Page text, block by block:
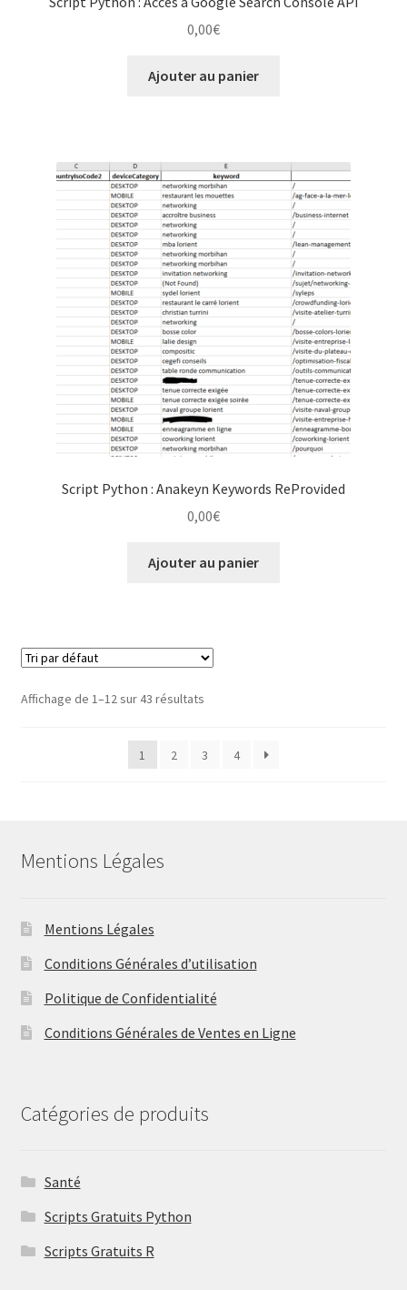
0,00€
Ajouter au panier
Script Python : Anakeyn Keywords ReProvided
0,00€
Ajouter au panier
Affichage de 1–12 sur 43 résultats
1 2 3 4
Mentions Légales
Mentions Légales
Conditions Générales d’utilisation
Politique de Confidentialité
Conditions Générales de Ventes en Ligne
Catégories de produits
Santé
Scripts Gratuits Python
Scripts Gratuits R